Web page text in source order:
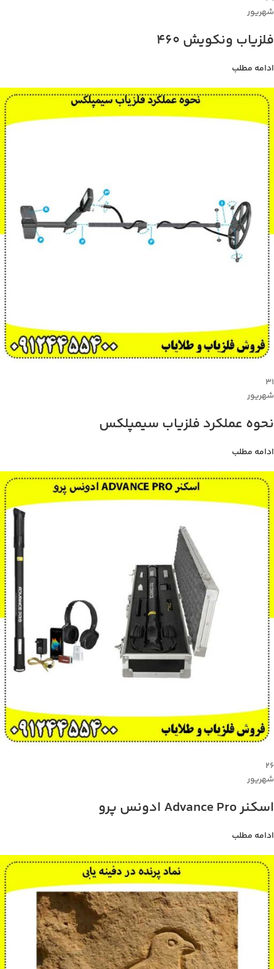
شهریور
فلزیاب ونکویش 460
ادامه مطلب
۳۱
شهریور
نحوه عملکرد فلزیاب سیمپلکس
ادامه مطلب
۲۶
شهریور
اسکنر Advance Pro ادونس پرو
ادامه مطلب